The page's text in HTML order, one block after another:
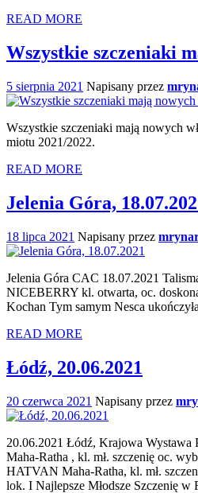
READ MORE
Wszystkie szczeniaki
5 sierpnia 2021 Napisany przez
Wszystkie szczeniaki mają nowych
miotu 2021/2022.
READ MORE
Jelenia Góra,
18 lipca 2021 Napisany przez
Jelenia Góra CAC 18.07.2021
NICEBERRY kl. otwarta, oc.
Kochan Tym samym Nesca
READ MORE
Łódź, 20.06.2021
20 czerwca 2021 Napisany przez
20.06.2021 Łódź, Krajowa
Maha-Ratha , kl. mł. szczenię oc.
HATVAN Maha-Ratha, kl. mł.
lok. I Najlepsze Młodsze Szczenię w